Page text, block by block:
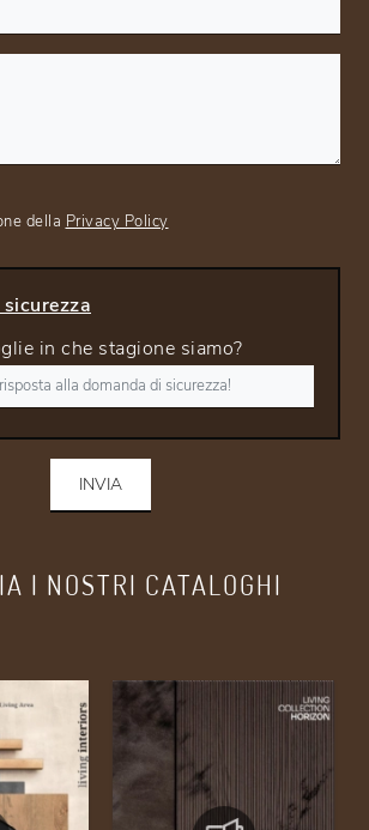
I NOSTRI CATALOGHI
della Privacy Policy
in che stagione siamo?
INVIA